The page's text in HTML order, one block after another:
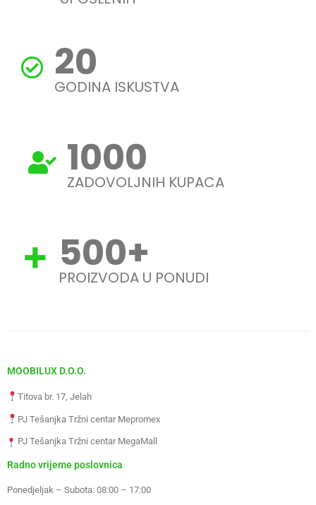
20
GODINA ISKUSTVA
1000
ZADOVOLJNIH KUPACA
500+
PROIZVODA U PONUDI
MOOBILUX D.O.O.
Titova br. 17, Jelah
PJ Tešanjka Tržni centar Mepromex
PJ Tešanjka Tržni centar MegaMall
Radno vrijeme poslovnica
Ponedjeljak – Subota: 08:00 – 17:00